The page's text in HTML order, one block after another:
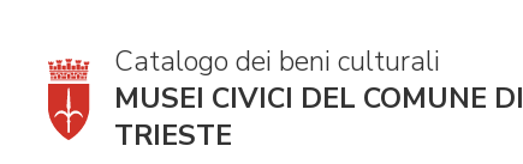
Catalogo dei beni culturali
MUSEI CIVICI DEL COMUNE DI
TRIESTE